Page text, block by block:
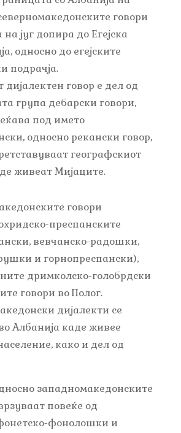
говори
на југ допира до Егејска
односно до егејските
подрачја.
дијалектен говор е дел од
група дебарски говори,
под името
односно рекански говор,
географскиот
живеат Мијаците.
говори
преспанските
вевчанско-радошки,
и горнопреспански),
дримколско-голобрдски
говори во Полог.
дијалекти се
Албанија каде живее
како и дел од
западномакедонските
повеќе од
фонолошки и